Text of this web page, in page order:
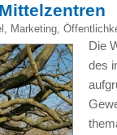
, Marketing,
Die
des